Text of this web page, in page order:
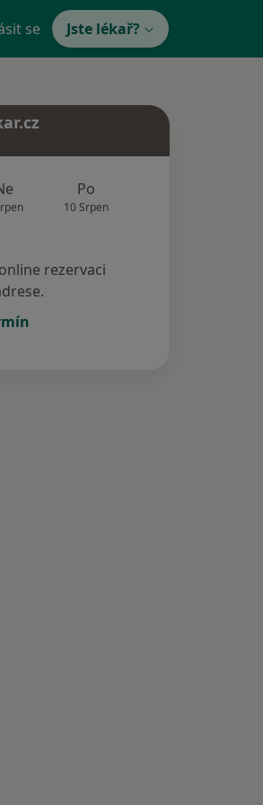
se Jste lékař?
Po
10 Srpen
rezervaci